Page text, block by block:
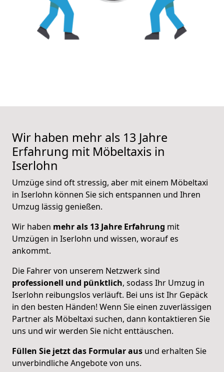
Wir haben mehr als 13 Jahre
Erfahrung mit Möbeltaxis in
Iserlohn
Umzüge sind oft stressig, aber mit einem Möbeltaxi
in Iserlohn können Sie sich entspannen und Ihren
Umzug lässig genießen.
Wir haben mehr als 13 Jahre Erfahrung mit
Umzügen in Iserlohn und wissen, worauf es
ankommt.
Die Fahrer von unserem Netzwerk sind
professionell und pünktlich, sodass Ihr Umzug in
Iserlohn reibungslos verläuft. Bei uns ist Ihr Gepäck
in den besten Händen! Wenn Sie einen zuverlässigen
Partner als Möbeltaxi suchen, dann kontaktieren Sie
uns und wir werden Sie nicht enttäuschen.
Füllen Sie jetzt das Formular aus und erhalten Sie
unverbindliche Angebote von uns.